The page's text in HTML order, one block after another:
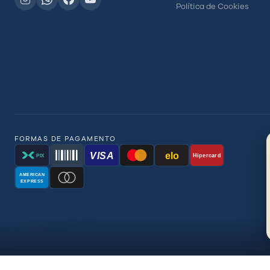
Política de Cookies
FORMAS DE PAGAMENTO
PIX VISA elo Hipercard
AMERICAN
EXPRESS